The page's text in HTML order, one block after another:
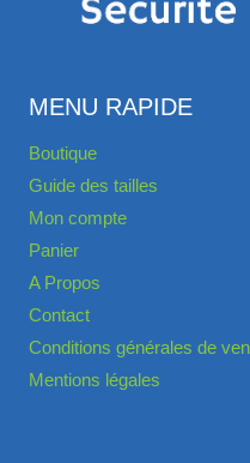
MENU RAPIDE
Boutique
Guide des tailles
Mon compte
Panier
A Propos
Contact
Conditions générales de
Mentions légales